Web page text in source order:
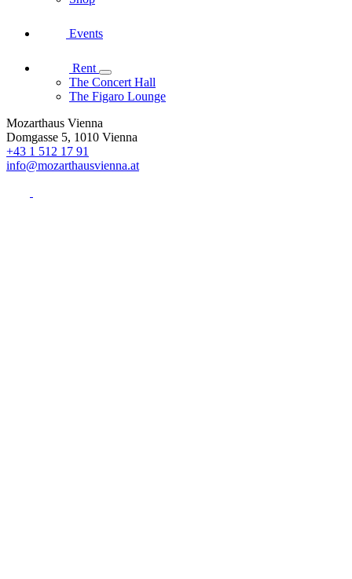
Events
Rent
The Concert Hall
The Figaro Lounge
Mozarthaus Vienna
Domgasse 5, 1010 Vienna
+43 1 512 17 91
info@mozarthausvienna.at